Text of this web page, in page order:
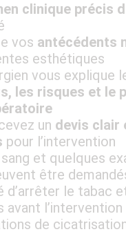
clinique précis
vos antécédents
esthétiques
vous explique
les risques et le
un devis clair
pour l’intervention
et quelques
être
d’arrêter le tabac
avant
de